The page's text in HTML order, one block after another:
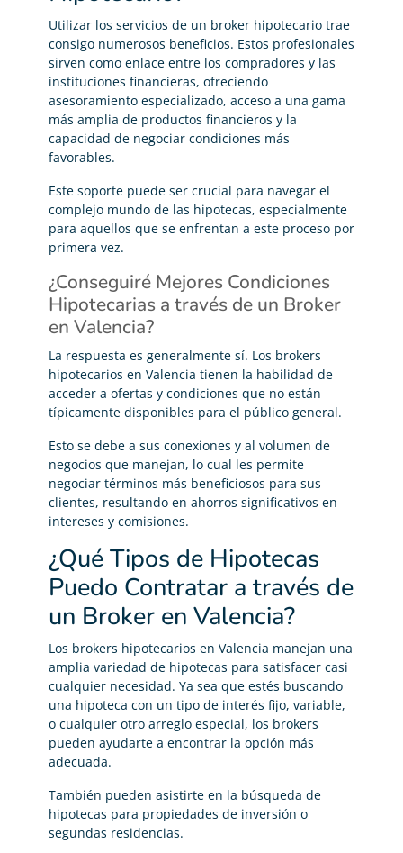
Utilizar los servicios de un broker hipotecario trae
consigo numerosos beneficios. Estos profesionales
sirven como enlace entre los compradores y las
instituciones financieras, ofreciendo
asesoramiento especializado, acceso a una gama
más amplia de productos financieros y la
capacidad de negociar condiciones más
favorables.
Este soporte puede ser crucial para navegar el
complejo mundo de las hipotecas, especialmente
para aquellos que se enfrentan a este proceso por
primera vez.
¿Conseguiré Mejores Condiciones
Hipotecarias a través de un Broker
en Valencia?
La respuesta es generalmente sí. Los brokers
hipotecarios en Valencia tienen la habilidad de
acceder a ofertas y condiciones que no están
típicamente disponibles para el público general.
Esto se debe a sus conexiones y al volumen de
negocios que manejan, lo cual les permite
negociar términos más beneficiosos para sus
clientes, resultando en ahorros significativos en
intereses y comisiones.
¿Qué Tipos de Hipotecas
Puedo Contratar a través de
un Broker en Valencia?
Los brokers hipotecarios en Valencia manejan una
amplia variedad de hipotecas para satisfacer casi
cualquier necesidad. Ya sea que estés buscando
una hipoteca con un tipo de interés fijo, variable,
o cualquier otro arreglo especial, los brokers
pueden ayudarte a encontrar la opción más
adecuada.
También pueden asistirte en la búsqueda de
hipotecas para propiedades de inversión o
segundas residencias.